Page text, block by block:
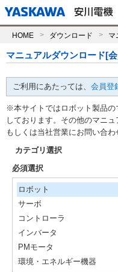
HOME ダウンロード マ
マニュアルダウンロード[
ご利用にあたっては、 会員登
※本サイトではロボット製品
しております。その他のマニ
もしくは当社営業にお問い合わ
カテゴリ選択
必須選択
ロボット
サーボ
コントローラ
インバータ
PMモータ
環境・エネルギー機器